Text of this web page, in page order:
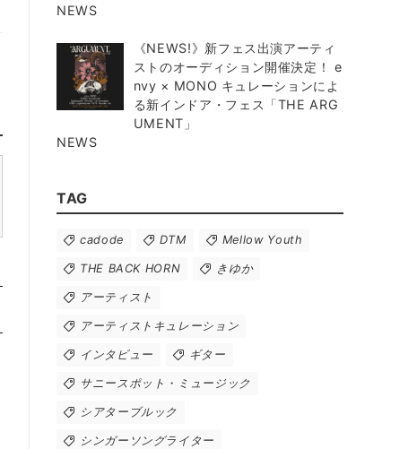
NEWS
《NEWS!》新フェス出演アーティ
ストのオーディション開催決定！ e
nvy × MONO キュレーションによ
る新インドア・フェス「THE ARG
UMENT」
NEWS
TAG
cadode DTM Mellow Youth
THE BACK HORN きゆか
アーティスト
アーティストキュレーション
インタビュー ギター
サニースポット・ミュージック
シアターブルック
シンガーソングライター